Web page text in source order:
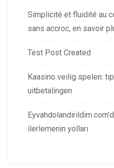
Simplicité et fluidité au
sans accroc, en savoir
Test Post Created
Kaasino veilig spelen:
uitbetalingen
ilerlemenin yolları